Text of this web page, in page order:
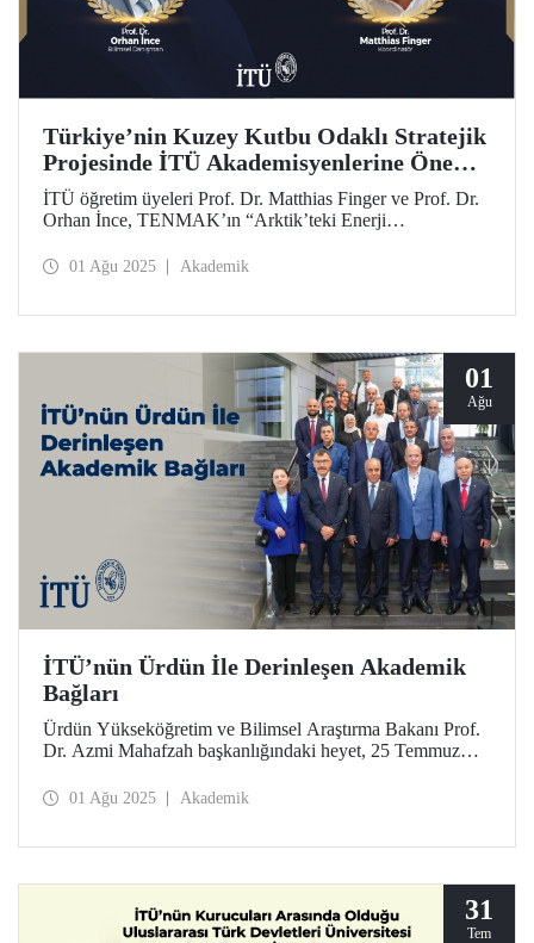
Türkiye’nin Kuzey Kutbu Odaklı Stratejik
Projesinde İTÜ Akademisyenlerine Önemli
Görev
İTÜ öğretim üyeleri Prof. Dr. Matthias Finger ve Prof. Dr.
Orhan İnce, TENMAK’ın “Arktik’teki Enerji
projesinde akademik koordinasyon ve bilimsel danışmanlık
01 Ağu 2025 Akademik
01
Ağu
İTÜ’nün Ürdün İle Derinleşen Akademik
Bağları
Ürdün Yükseköğretim ve Bilimsel Araştırma Bakanı Prof.
Dr. Azmi Mahafzah başkanlığındaki heyet, 25 Temmuz
01 Ağu 2025 Akademik
31
Tem